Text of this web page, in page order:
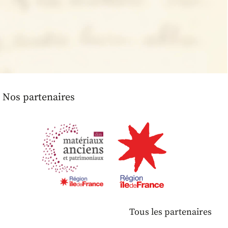
Nos partenaires
Tous les partenaires